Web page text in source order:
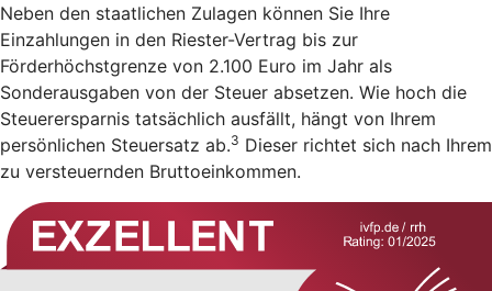
Neben den staatlichen Zulagen können Sie Ihre
Einzahlungen in den Riester-Vertrag bis zur
Förderhöchstgrenze von 2.100 Euro im Jahr als
Sonderausgaben von der Steuer absetzen. Wie hoch die
Steuerersparnis tatsächlich ausfällt, hängt von Ihrem
persönlichen Steuersatz ab.3 Dieser richtet sich nach Ihrem
zu versteuernden Bruttoeinkommen.